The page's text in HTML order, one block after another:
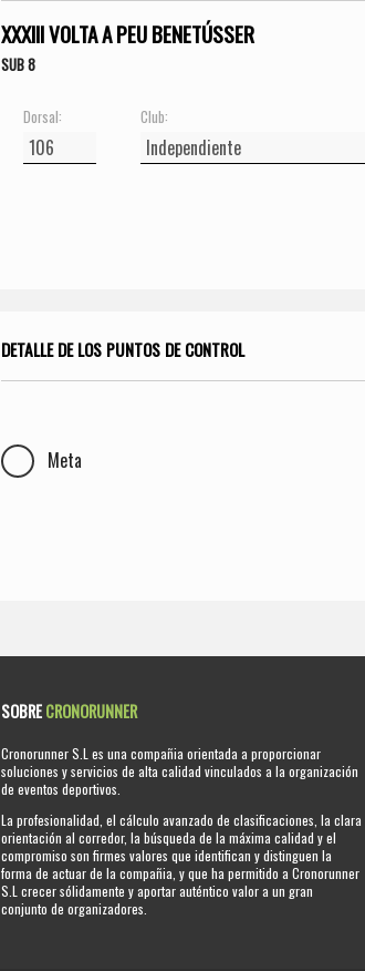
XXXIII VOLTA A PEU BENETÚSSER
SUB 8
Dorsal: Club:
DETALLE DE LOS PUNTOS DE CONTROL
Meta
SOBRECRONORUNNER
Cronorunner S.L es una compañia orientada a proporcionar
soluciones y servicios de alta calidad vinculados a la organización
de eventos deportivos.
La profesionalidad, el cálculo avanzado de clasificaciones, la clara
orientación al corredor, la búsqueda de la máxima calidad y el
compromiso son firmes valores que identifican y distinguen la
forma de actuar de la compañia, y que ha permitido a Cronorunner
S.L crecer sólidamente y aportar auténtico valor a un gran
conjunto de organizadores.